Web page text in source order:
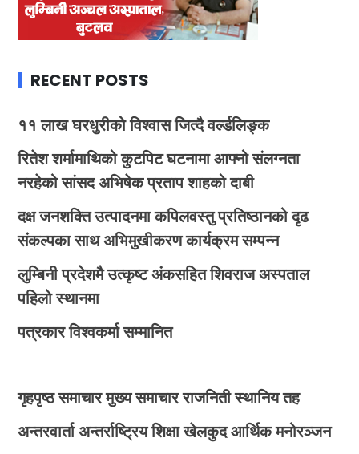
RECENT POSTS
११ लाख घरधुरीको विश्वास जित्दै वर्ल्डलिङ्क
रितेश शर्मामाथिको कुटपिट घटनामा आफ्नो संलग्नता
नरहेको सांसद अभिषेक प्रताप शाहको दाबी
दक्ष जनशक्ति उत्पादनमा कपिलवस्तु प्रतिष्ठानको दृढ
संकल्पका साथ अभिमुखीकरण कार्यक्रम सम्पन्न
लुम्बिनी प्रदेशमै उत्कृष्ट अंकसहित शिवराज अस्पताल
पहिलो स्थानमा
पत्रकार विश्वकर्मा सम्मानित
गृहपृष्ठ समाचार मुख्य समाचार राजनिती स्थानिय तह
अन्तरवार्ता अन्तर्राष्ट्रिय शिक्षा खेलकुद आर्थिक मनोरञ्जन